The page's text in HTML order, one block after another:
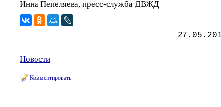
Инна Пепеляева, пресс-служба ДВЖД
Новости
Комментировать